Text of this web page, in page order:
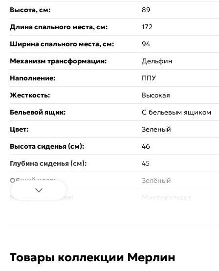
Высота, см:
89
Длина спального места, см:
172
Ширина спального места, см:
94
Механизм трансформации:
Дельфин
Наполнение:
ППУ
Жесткость:
Высокая
Бельевой ящик:
С бельевым ящиком
Цвет:
Зеленый
Высота сиденья (см):
46
Глубина сиденья (см):
45
Общий цвет:
Зелёный
Материал обивки:
Микровельвет
Классический
Товары коллекции Мерлин